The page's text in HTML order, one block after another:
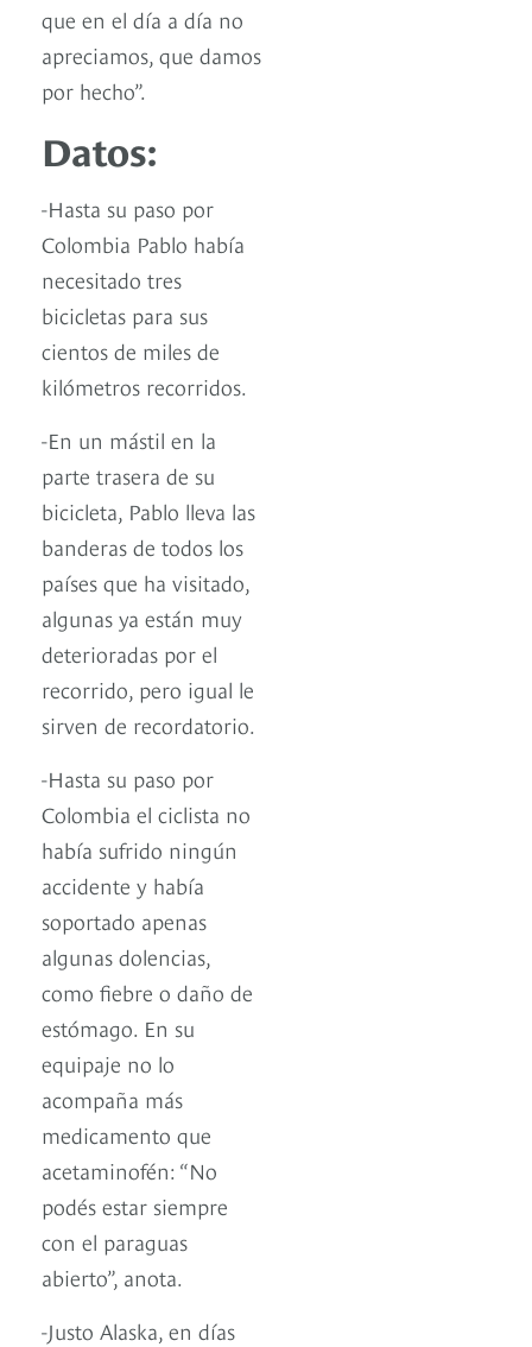
que en el día a día no
apreciamos, que damos
por hecho”.
Datos:
-Hasta su paso por
Colombia Pablo había
necesitado tres
bicicletas para sus
cientos de miles de
kilómetros recorridos.
-En un mástil en la
parte trasera de su
bicicleta, Pablo lleva las
banderas de todos los
países que ha visitado,
algunas ya están muy
deterioradas por el
recorrido, pero igual le
sirven de recordatorio.
-Hasta su paso por
Colombia el ciclista no
había sufrido ningún
accidente y había
soportado apenas
algunas dolencias,
como fiebre o daño de
estómago. En su
equipaje no lo
acompaña más
medicamento que
acetaminofén: “No
podés estar siempre
con el paraguas
abierto”, anota.
-Justo Alaska, en días